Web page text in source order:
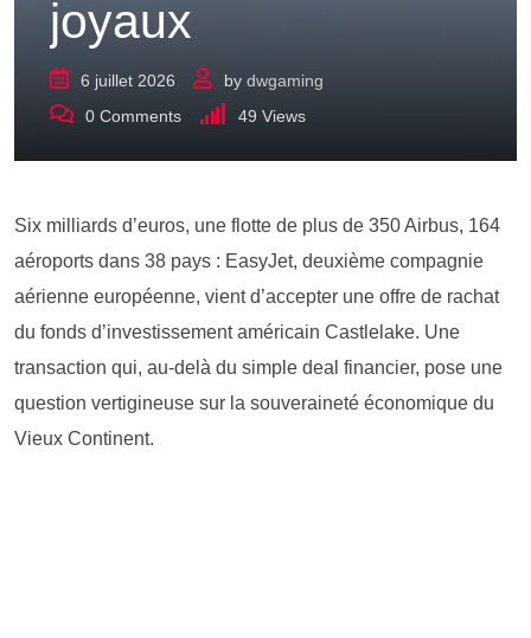
joyaux
6 juillet 2026 by dwgaming
0 Comments 49 Views
Six milliards d’euros, une flotte de plus de 350 Airbus, 164
aéroports dans 38 pays : EasyJet, deuxième compagnie
aérienne européenne, vient d’accepter une offre de rachat
du fonds d’investissement américain Castlelake. Une
transaction qui, au-delà du simple deal financier, pose une
question vertigineuse sur la souveraineté économique du
Vieux Continent.